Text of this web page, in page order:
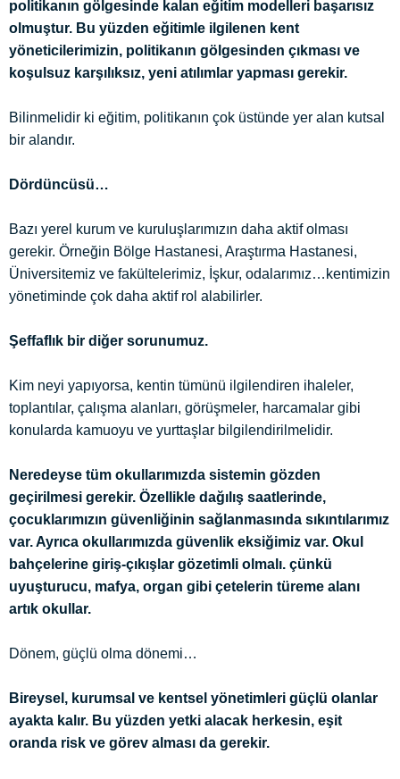
politikanın gölgesinde kalan eğitim modelleri başarısız
olmuştur. Bu yüzden eğitimle ilgilenen kent
yöneticilerimizin, politikanın gölgesinden çıkması ve
koşulsuz karşılıksız, yeni atılımlar yapması gerekir.
Bilinmelidir ki eğitim, politikanın çok üstünde yer alan kutsal
bir alandır.
Dördüncüsü…
Bazı yerel kurum ve kuruluşlarımızın daha aktif olması
gerekir. Örneğin Bölge Hastanesi, Araştırma Hastanesi,
Üniversitemiz ve fakültelerimiz, İşkur, odalarımız…kentimizin
yönetiminde çok daha aktif rol alabilirler.
Şeffaflık bir diğer sorunumuz.
Kim neyi yapıyorsa, kentin tümünü ilgilendiren ihaleler,
toplantılar, çalışma alanları, görüşmeler, harcamalar gibi
konularda kamuoyu ve yurttaşlar bilgilendirilmelidir.
Neredeyse tüm okullarımızda sistemin gözden
geçirilmesi gerekir. Özellikle dağılış saatlerinde,
çocuklarımızın güvenliğinin sağlanmasında sıkıntılarımız
var. Ayrıca okullarımızda güvenlik eksiğimiz var. Okul
bahçelerine giriş-çıkışlar gözetimli olmalı. çünkü
uyuşturucu, mafya, organ gibi çetelerin türeme alanı
artık okullar.
Dönem, güçlü olma dönemi…
Bireysel, kurumsal ve kentsel yönetimleri güçlü olanlar
ayakta kalır. Bu yüzden yetki alacak herkesin, eşit
oranda risk ve görev alması da gerekir.